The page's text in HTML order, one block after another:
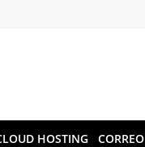
HOSTING